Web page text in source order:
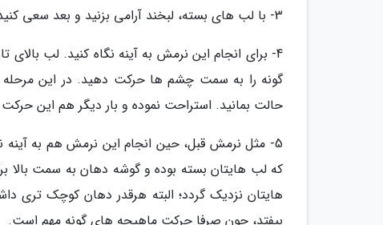
3- با لب های بسته، لبخند آرامی بزنید و بعد سعی کنید گونه ها را به سمت داخل دهان و دندان ها بکشید.
4- برای انجام این نرمش به آینه نگاه کنید. لب
حالت بمانید. استراحت نموده و بار دیگر هم این حرکت
5- مثل نرمش قبل، حین انجام این نرمش هم به آینه
که لب هایتان بسته بوده و گوشه دهان به سمت
هایتان نزدیک گردد؛ البته هرقدر دهان کوچک تری
بیفتد، چون صرفا حرکت ماهیچه های گونه مهم است.